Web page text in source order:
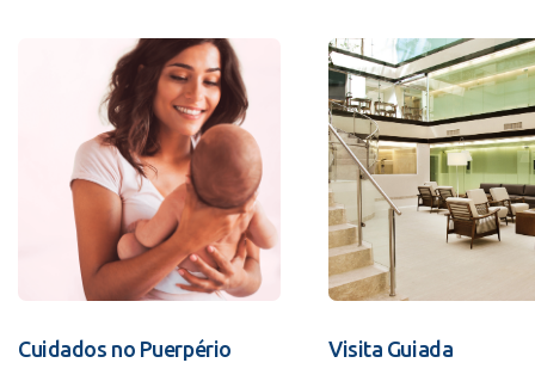
Cuidados no Puerpério Visita Guiada